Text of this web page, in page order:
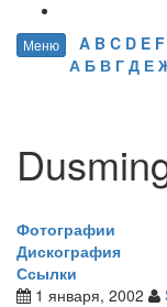
Меню A B C D E F
А Б В Г Д Е
Фотографии
Дискография
Ссылки
1 января, 2002